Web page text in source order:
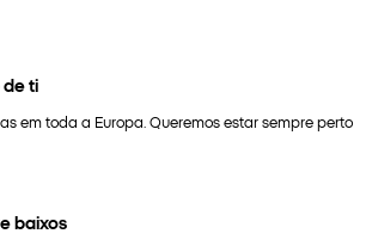
ti
em toda a Europa. Queremos estar sempre perto
baixos